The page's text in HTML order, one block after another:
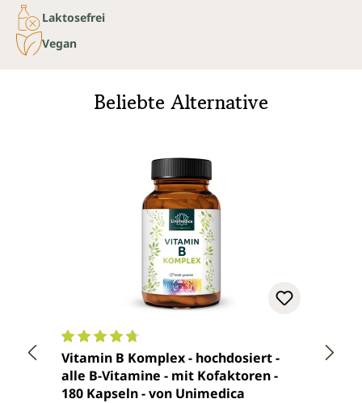
Laktosefrei
Vegan
Beliebte Alternative
Durchschnittliche Bewertung von 4.8 von 5
Vitamin B Komplex - hochdosiert -
alle B-Vitamine - mit Kofaktoren -
180 Kapseln - von Unimedica